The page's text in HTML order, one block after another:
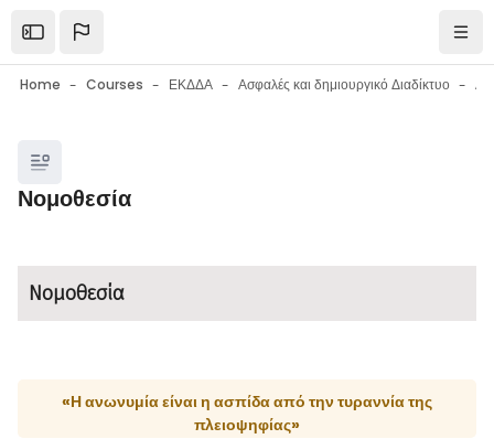
Open the sidebar
Home Courses ΕΚΔΔΑ Ασφαλές και δημιουργικό Διαδίκτυο
Blocks
Νομοθεσία
Blocks
Νομοθεσία
«Η ανωνυμία είναι η ασπίδα από την τυραννία της
πλειοψηφίας»